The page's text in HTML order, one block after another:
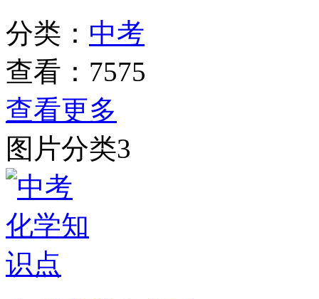
分类： 中考
查看：7575
查看更多
图片分类3